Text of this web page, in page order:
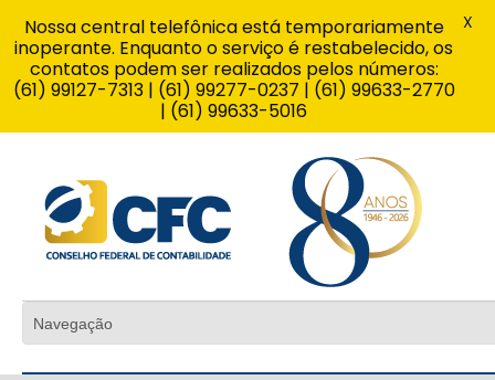
Nossa central telefônica está temporariamente
inoperante. Enquanto o serviço é restabelecido, os
contatos podem ser realizados pelos números:
(61) 99127-7313 | (61) 99277-0237 | (61) 99633-2770
| (61) 99633-5016
X